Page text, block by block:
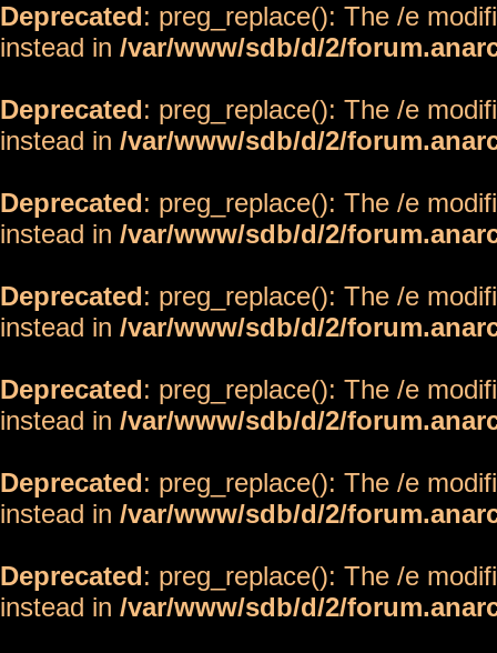
Deprecated: preg_replace(): The /e
instead in /var/www/sdb/d/2/
Deprecated: preg_replace(): The /e
instead in /var/www/sdb/d/2/
Deprecated: preg_replace(): The /e
instead in /var/www/sdb/d/2/
Deprecated: preg_replace(): The /e
instead in /var/www/sdb/d/2/
Deprecated: preg_replace(): The /e
instead in /var/www/sdb/d/2/
Deprecated: preg_replace(): The /e
instead in /var/www/sdb/d/2/
Deprecated: preg_replace(): The /e
instead in /var/www/sdb/d/2/